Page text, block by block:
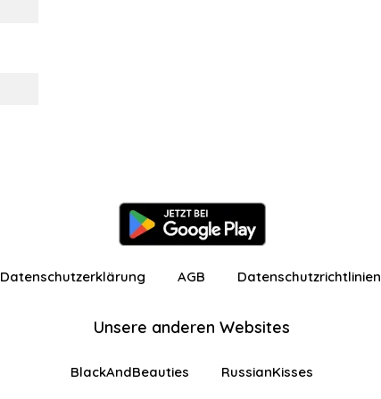
Datenschutzerklärung AGB Datenschutzrichtlinien
Unsere anderen Websites
BlackAndBeauties RussianKisses